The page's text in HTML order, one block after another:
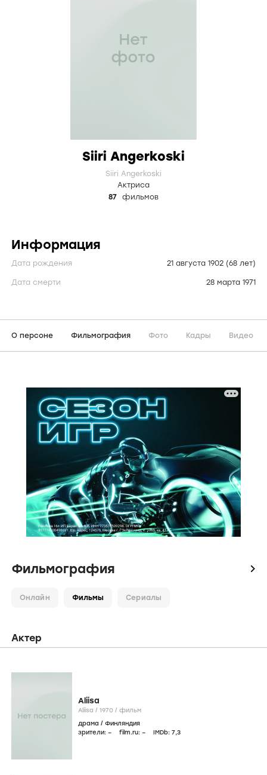
Siiri Angerkoski
Siiri Angerkoski
Актриса
87
фильмов
Информация
Дата рождения 21 августа 1902 (68 лет)
Дата смерти 28 марта 1971
О персоне Фильмография Фото Кадры Видео
Фильмография icon
Онлайн Фильмы Сериалы
Актер
Aliisa
Aliisa / 1970 / фильм
драма / Финляндия
зрители: – film.ru: – IMDb: 7,3